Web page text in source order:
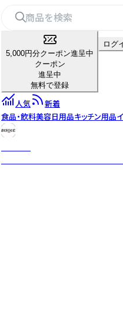
5,000円分クーポン進呈中
クーポン
進呈中
無料で登録
ログ
人気
新着
食品・飲料美容日用品キッチン用品